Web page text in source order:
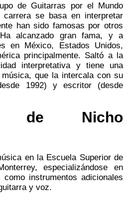
de Guitarras por el Mundo
se basa en interpretar
han sido famosas por otros
alcanzado gran fama, y a
en México, Estados Unidos,
principalmente. Saltó a la
interpretativa y tiene una
que la intercala con su
1992) y escritor (desde
de Nicho
en la Escuela Superior de
especializándose en
instrumentos adicionales
y voz.